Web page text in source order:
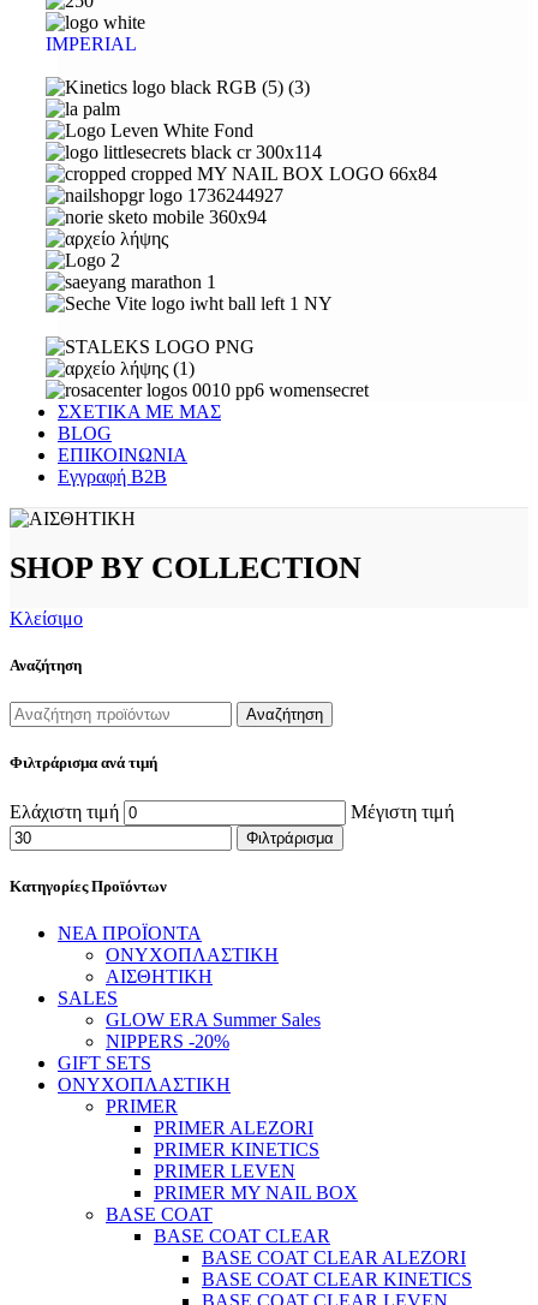
IMPERIAL
ΣΧΕΤΙΚΑ ΜΕ ΜΑΣ
BLOG
ΕΠΙΚΟΙΝΩΝΙΑ
Εγγραφή Β2Β
SHOP BY COLLECTION
Κλείσιμο
Αναζήτηση
Αναζήτηση
Φιλτράρισμα ανά τιμή
Ελάχιστη τιμή Μέγιστη τιμή
Φιλτράρισμα
Κατηγορίες Προϊόντων
ΝΕΑ ΠΡΟΪΟΝΤΑ
ΟΝΥΧΟΠΛΑΣΤΙΚΗ
ΑΙΣΘΗΤΙΚΗ
SALES
GLOW ERA Summer Sales
NIPPERS -20%
GIFT SETS
ΟΝΥΧΟΠΛΑΣΤΙΚΗ
PRIMER
PRIMER ALEZORI
PRIMER KINETICS
PRIMER LEVEN
PRIMER MY NAIL BOX
BASE COAT
BASE COAT CLEAR
BASE COAT CLEAR ALEZORI
BASE COAT CLEAR KINETICS
BASE COAT CLEAR LEVEN